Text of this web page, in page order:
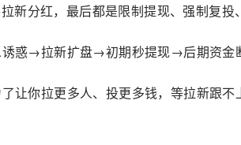
新分红，最后都是限制提现、强制复投
惑→拉新扩盘→初期秒提现→后期资金
让你拉更多人、投更多钱，等拉新跟不